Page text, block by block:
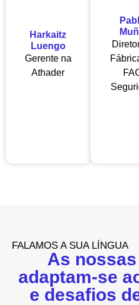
Harkaitz
Luengo
Gerente na
Athader
FALAMOS A SUA LÍNGUA
As
adaptam-se
e desafios